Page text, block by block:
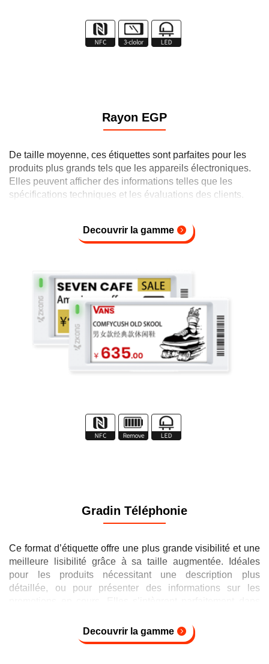
Rayon EGP
De taille moyenne, ces étiquettes sont parfaites pour les
produits plus grands tels que les appareils électroniques.
Elles peuvent afficher des informations telles que les
spécifications techniques et les évaluations des clients.
Decouvrir la gamme
Gradin Téléphonie
Ce format d’étiquette offre une plus grande visibilité et une
meilleure lisibilité grâce à sa taille augmentée. Idéales
pour les produits nécessitant une description plus
détaillée, ou pour présenter des informations sur les
électronique ou encore les jouets.
Decouvrir la gamme